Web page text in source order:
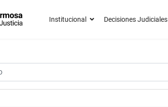
Institucional Decisiones Judiciales